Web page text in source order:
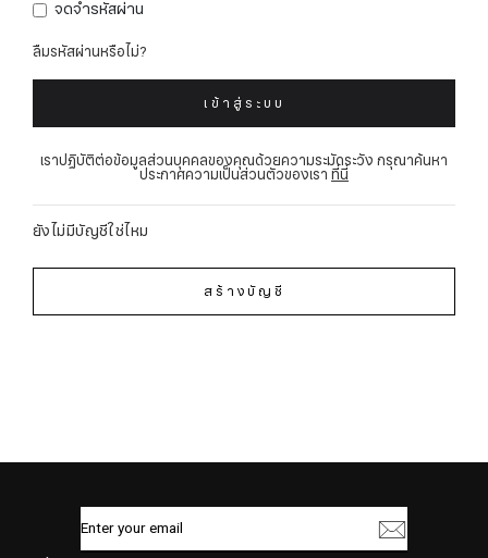
จดจำรหัสผ่าน
ลืมรหัสผ่านหรือไม่?
เข้าสู่ระบบ
เราปฏิบัติต่อข้อมูลส่วนบุคคลของคุณด้วยความระมัดระวัง กรุณาค้นหา
ประกาศความเป็นส่วนตัวของเรา ที่นี่
ยังไม่มีบัญชีใช่ไหม
สร้างบัญชี